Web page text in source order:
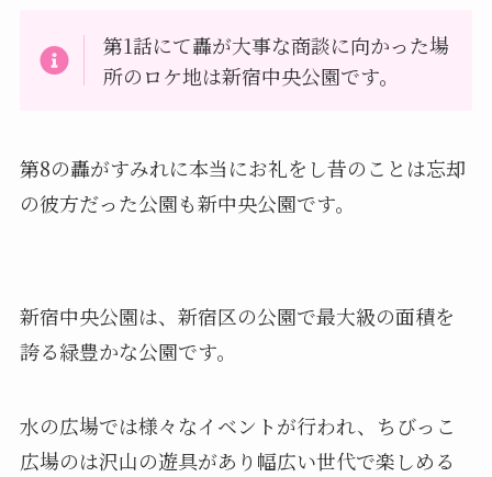
第1話にて轟が大事な商談に向かった場
所のロケ地は新宿中央公園です。
第8の轟がすみれに本当にお礼をし昔のことは忘却
の彼方だった公園も新中央公園です。
新宿中央公園は、新宿区の公園で最大級の面積を
誇る緑豊かな公園です。
水の広場では様々なイベントが行われ、ちびっこ
広場のは沢山の遊具があり幅広い世代で楽しめる